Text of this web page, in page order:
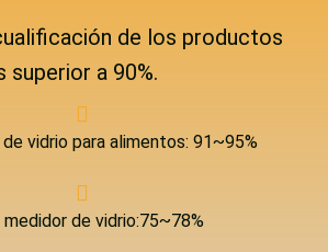
de los productos
superior a 90%.
vidrio para alimentos: 91~95%
medidor de vidrio:75~78%